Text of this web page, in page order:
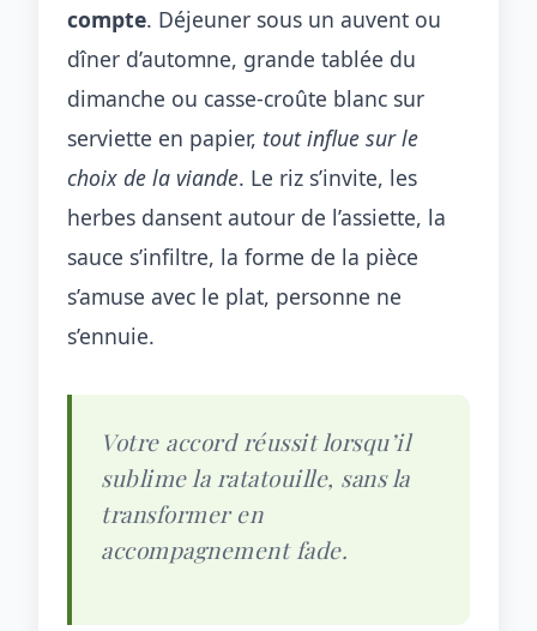
compte. Déjeuner sous un auvent ou
dîner d’automne, grande tablée du
dimanche ou casse-croûte blanc sur
serviette en papier, tout influe sur le
choix de la viande. Le riz s’invite, les
herbes dansent autour de l’assiette, la
sauce s’infiltre, la forme de la pièce
s’amuse avec le plat, personne ne
s’ennuie.
Votre accord réussit lorsqu’il
sublime la ratatouille, sans la
transformer en
accompagnement fade.